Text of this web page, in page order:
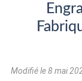
Modifié le8 mai